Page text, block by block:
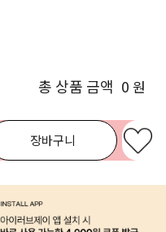
총 상품 금액 0 원
장바구니